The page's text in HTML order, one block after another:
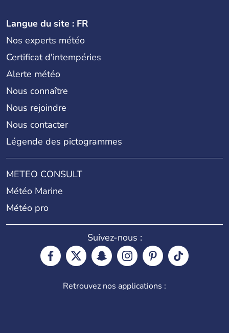
Langue du site : FR
Nos experts météo
Certificat d'intempéries
Alerte météo
Nous connaître
Nous rejoindre
Nous contacter
Légende des pictogrammes
METEO CONSULT
Météo Marine
Météo pro
Suivez-nous :
Retrouvez nos applications :